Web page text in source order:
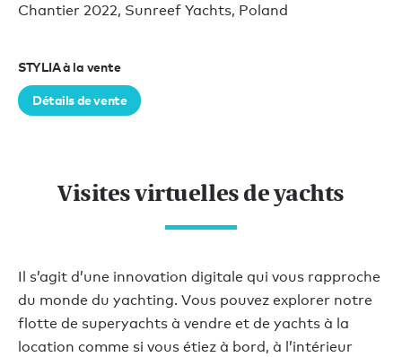
Chantier 2022, Sunreef Yachts, Poland
STYLIA à la vente
Détails de vente
Visites virtuelles de yachts
Il s’agit d’une innovation digitale qui vous rapproche
du monde du yachting. Vous pouvez explorer notre
flotte de superyachts à vendre et de yachts à la
location comme si vous étiez à bord, à l’intérieur